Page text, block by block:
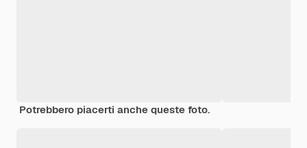
Potrebbero piacerti anche queste foto.